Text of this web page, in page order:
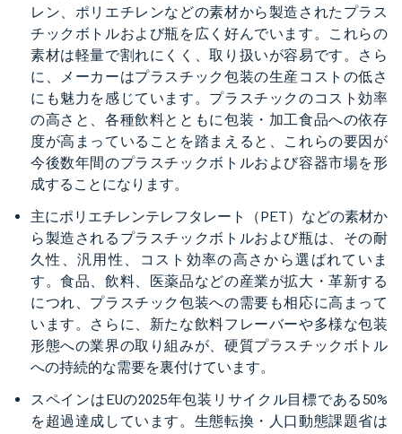
レン、ポリエチレンなどの素材から製造されたプラス
チックボトルおよび瓶を広く好んでいます。これらの
素材は軽量で割れにくく、取り扱いが容易です。さら
に、メーカーはプラスチック包装の生産コストの低さ
にも魅力を感じています。プラスチックのコスト効率
の高さと、各種飲料とともに包装・加工食品への依存
度が高まっていることを踏まえると、これらの要因が
今後数年間のプラスチックボトルおよび容器市場を形
成することになります。
主にポリエチレンテレフタレート（PET）などの素材か
ら製造されるプラスチックボトルおよび瓶は、その耐
久性、汎用性、コスト効率の高さから選ばれていま
す。食品、飲料、医薬品などの産業が拡大・革新する
につれ、プラスチック包装への需要も相応に高まって
います。さらに、新たな飲料フレーバーや多様な包装
形態への業界の取り組みが、硬質プラスチックボトル
への持続的な需要を裏付けています。
スペインはEUの2025年包装リサイクル目標である50%
を超過達成しています。生態転換・人口動態課題省は